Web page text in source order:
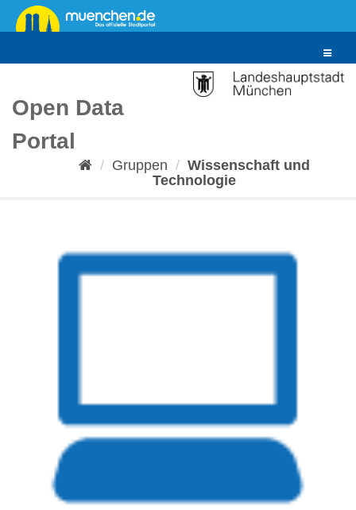
Überspringen
zum
Toggle
Open Data
Portal
Gruppen
Wissenschaft und
Technologie